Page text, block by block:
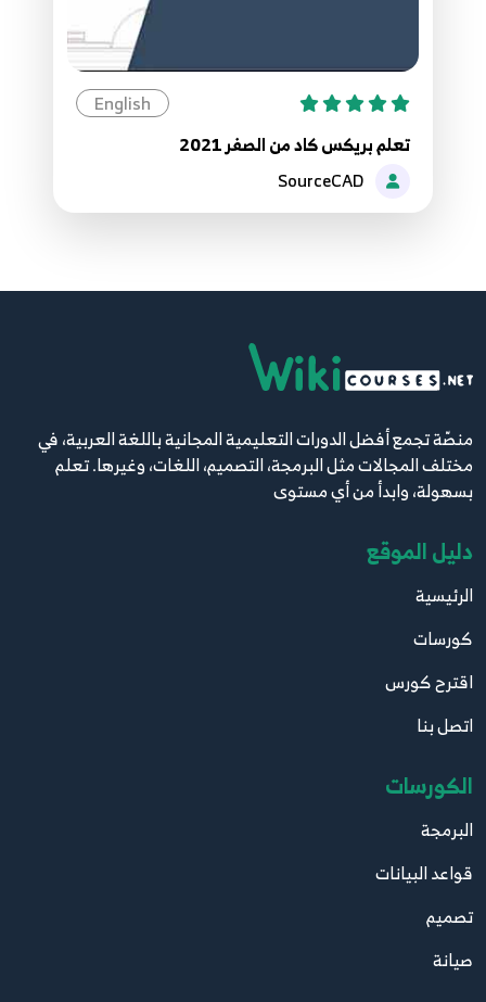
English
تعلم بريكس كاد من الصفر 2021
SourceCAD
منصّة تجمع أفضل الدورات التعليمية المجانية باللغة العربية، في
مختلف المجالات مثل البرمجة، التصميم، اللغات، وغيرها. تعلم
بسهولة، وابدأ من أي مستوى
دليل الموقع
الرئيسية
كورسات
اقترح كورس
اتصل بنا
الكورسات
البرمجة
قواعد البيانات
تصميم
صيانة